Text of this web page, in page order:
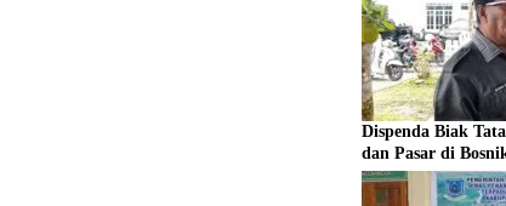
Dispenda Biak
dan Pasar di